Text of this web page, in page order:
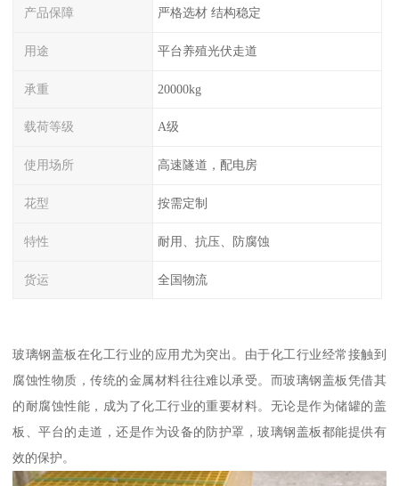
产品保障 严格选材 结构稳定
用途 平台养殖光伏走道
承重 20000kg
载荷等级 A级
使用场所 高速隧道，配电房
花型 按需定制
特性 耐用、抗压、防腐蚀
货运 全国物流
玻璃钢盖板在化工行业的应用尤为突出。由于化工行业经常接触到
腐蚀性物质，传统的金属材料往往难以承受。而玻璃钢盖板凭借其
的耐腐蚀性能，成为了化工行业的重要材料。无论是作为储罐的盖
板、平台的走道，还是作为设备的防护罩，玻璃钢盖板都能提供有
效的保护。